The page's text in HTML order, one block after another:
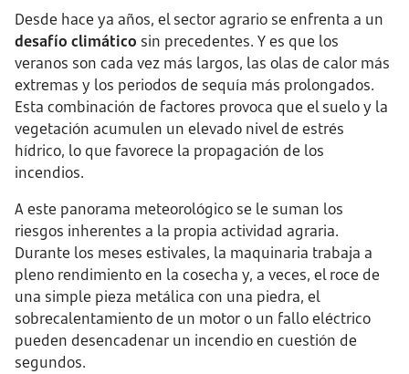
Desde hace ya años, el sector agrario se enfrenta a un
desafío climático sin precedentes. Y es que los
veranos son cada vez más largos, las olas de calor más
extremas y los periodos de sequía más prolongados.
Esta combinación de factores provoca que el suelo y la
vegetación acumulen un elevado nivel de estrés
hídrico, lo que favorece la propagación de los
incendios.
A este panorama meteorológico se le suman los
riesgos inherentes a la propia actividad agraria.
Durante los meses estivales, la maquinaria trabaja a
pleno rendimiento en la cosecha y, a veces, el roce de
una simple pieza metálica con una piedra, el
sobrecalentamiento de un motor o un fallo eléctrico
pueden desencadenar un incendio en cuestión de
segundos.